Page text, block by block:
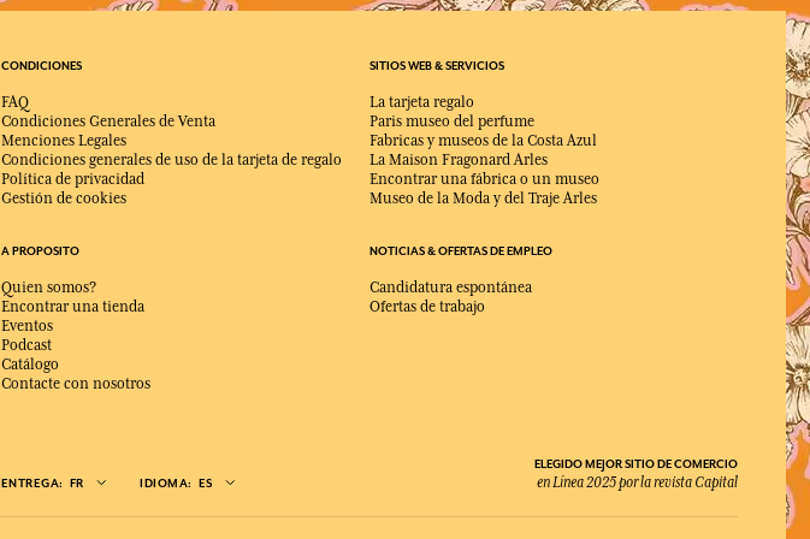
CONDICIONES
FAQ
Condiciones Generales de Venta
Menciones Legales
Condiciones generales de uso de la tarjeta de regalo
Política de privacidad
Gestión de cookies
SITIOS WEB & SERVICIOS
La tarjeta regalo
Paris museo del perfume
Fabricas y museos de la Costa Azul
La Maison Fragonard Arles
Encontrar una fábrica o un museo
Museo de la Moda y del Traje Arles
A PROPOSITO
Quien somos?
Encontrar una tienda
Eventos
Podcast
Catálogo
Contacte con nosotros
NOTICIAS & OFERTAS DE EMPLEO
Candidatura espontánea
Ofertas de trabajo
ENTREGA: FR IDIOMA: ES
ELEGIDO MEJOR SITIO DE COMERCIO
en Línea 2025 por la revista Capital